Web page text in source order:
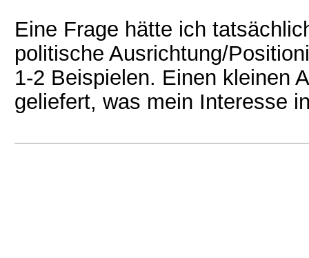
Eine Frage hätte ich
politische Ausrichtung/
1-2 Beispielen. Einen kleinen
geliefert, was mein Interesse